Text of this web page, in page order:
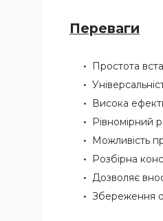
Переваги
Простота
Висока
Рівномірний
Можливість
Розбірна
Дозволяє
Збереження